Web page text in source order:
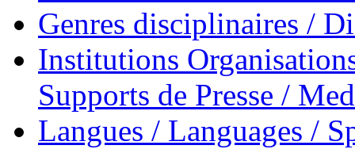
Genres disciplinaires /
Institutions
Supports de Presse /
Langues / Languages /